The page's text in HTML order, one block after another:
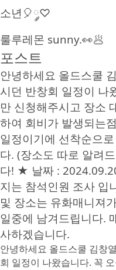
소년🎈༘♡
룰루레몬 sunny.👀🥟
포스트
안녕하세요 올드스쿨
시던 반창회 일정이 나
만 신청해주시고 장소
하여 회비가 발생되는
일정이기에 선착순으
다. (장소도 따로 알려
다! ★ 날짜 :
지는 참석인원 조사 입
및 장소는 유화매니져
일중에 남겨드립니다.
사하겠습니다.
안녕하세요 올드스쿨 김창
회 일정이 나왔습니다. 꼭